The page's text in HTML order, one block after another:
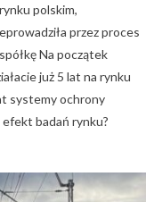
polskim,
przez proces
Na początek
już 5 lat na rynku
systemy ochrony
badań rynku?